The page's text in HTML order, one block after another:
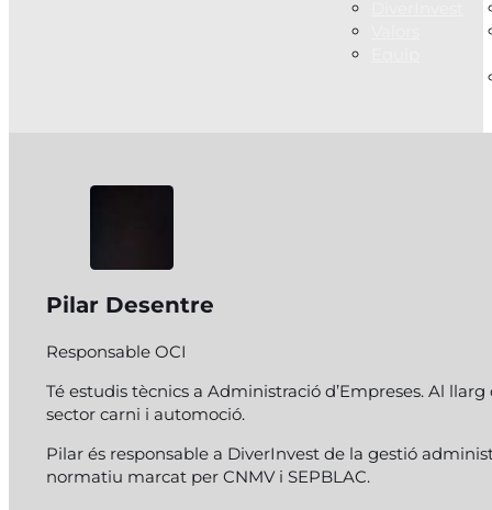
Pilar Desentre
Responsable OCI
Té estudis tècnics a Administració d’Empreses. Al
sector carni i automoció.
Pilar és responsable a DiverInvest de la gestió
normatiu marcat per CNMV i SEPBLAC.